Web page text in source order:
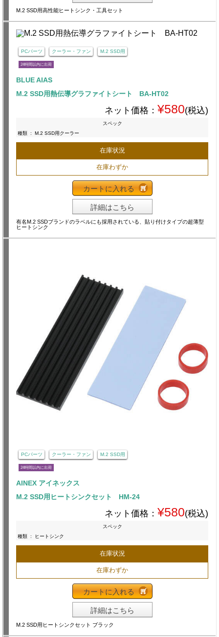
M.2 SSD用高性能ヒートシンク・工具セット
PCパーツ クーラー・ファン M.2 SSD用
24時間以内に出荷
BLUE AIAS
M.2 SSD用熱伝導グラファイトシート BA-HT02
ネット価格： ¥580(税込)
スペック
種類 : M.2 SSD用クーラー
在庫状況
在庫わずか
カートに入れる
詳細はこちら
有名M.2 SSDブランドのラベルにも採用されている、貼り付けタイプの超薄型
ヒートシンク
PCパーツ クーラー・ファン M.2 SSD用
24時間以内に出荷
AINEX アイネックス
M.2 SSD用ヒートシンクセット HM-24
ネット価格： ¥580(税込)
スペック
種類 : ヒートシンク
在庫状況
在庫わずか
カートに入れる
詳細はこちら
M.2 SSD用ヒートシンクセット ブラック